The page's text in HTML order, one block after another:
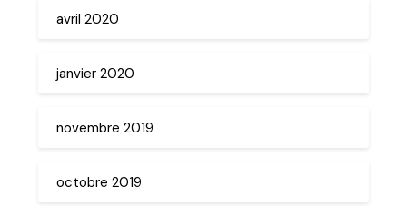
avril 2020
janvier 2020
novembre 2019
octobre 2019